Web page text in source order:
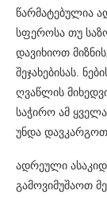
წარმატებულია
სფეროსა თუ
დავიხიოთ
შეჯახებისას.
ღვაწლის
საჭირო ამ
უნდა დავკარგოთ
ადრეული
გამოვიმუშაოთ